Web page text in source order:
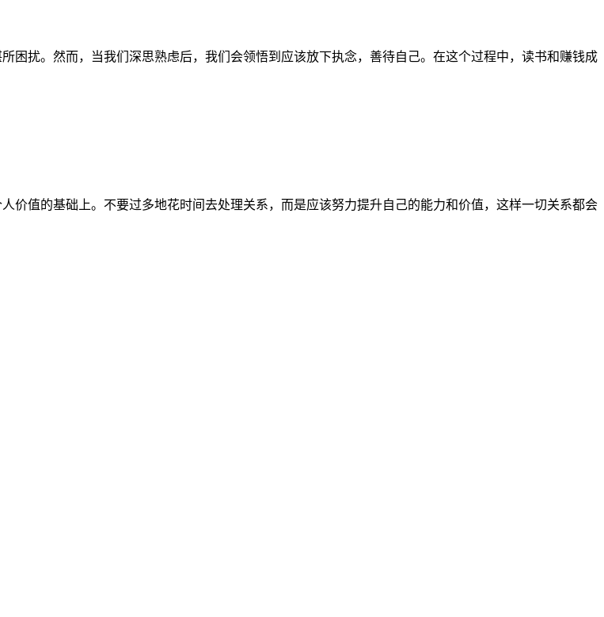
困扰。然而，当我们深思熟虑后，我们会领悟到应该放下执念，善待自己。在这个过程中，读书和赚钱成
价值的基础上。不要过多地花时间去处理关系，而是应该努力提升自己的能力和价值，这样一切关系都会